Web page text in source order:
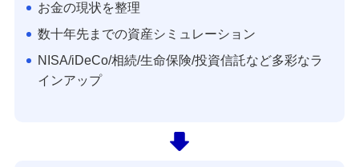
お金の現状を整理
数十年先までの資産シミュレーション
NISA/iDeCo/相続/生命保険/投資信託など多彩なラ
インアップ